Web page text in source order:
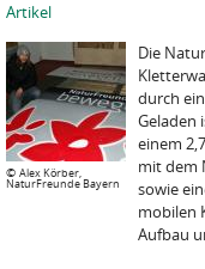
Artikel
© Alex Körber,
NaturFreunde Bayern
Die
durch
Geladen
einem
mit dem
sowie
mobilen
Aufbau